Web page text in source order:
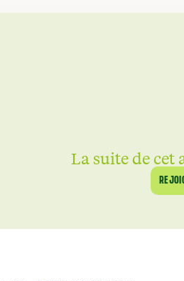
La suite de cet